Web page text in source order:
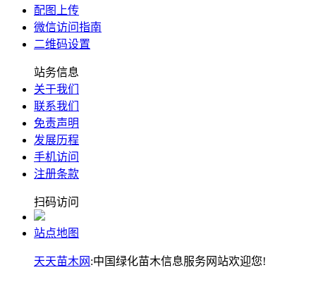
配图上传
微信访问指南
二维码设置
站务信息
关于我们
联系我们
免责声明
发展历程
手机访问
注册条款
扫码访问
站点地图
天天苗木网 :中国绿化苗木信息服务网站欢迎您!